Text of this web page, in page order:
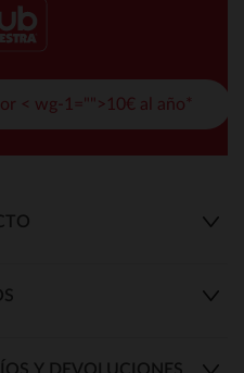
< wg-1="">10€ al año*
Y DEVOLUCIONES